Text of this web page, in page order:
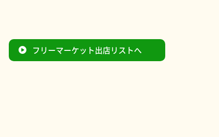
フリーマーケット出店リストへ